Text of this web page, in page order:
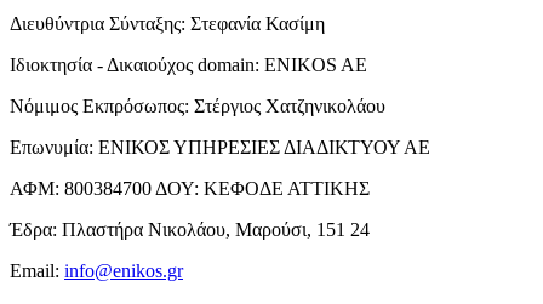
Διευθύντρια Σύνταξης: Στεφανία Κασίμη
Ιδιοκτησία - Δικαιούχος domain: ENIKOS AE
Νόμιμος Εκπρόσωπος: Στέργιος Χατζηνικολάου
Επωνυμία: ΕΝΙΚΟΣ ΥΠΗΡΕΣΙΕΣ ΔΙΑΔΙΚΤΥΟΥ ΑΕ
ΑΦΜ: 800384700 ΔΟΥ: ΚΕΦΟΔΕ ΑΤΤΙΚΗΣ
Έδρα: Πλαστήρα Νικολάου, Μαρούσι, 151 24
Email: info@enikos.gr